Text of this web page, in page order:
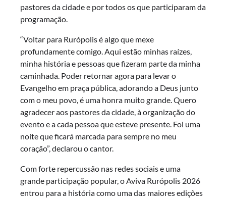
pastores da cidade e por todos os que participaram da
programação.
“Voltar para Rurópolis é algo que mexe
profundamente comigo. Aqui estão minhas raízes,
minha história e pessoas que fizeram parte da minha
caminhada. Poder retornar agora para levar o
Evangelho em praça pública, adorando a Deus junto
com o meu povo, é uma honra muito grande. Quero
agradecer aos pastores da cidade, à organização do
evento e a cada pessoa que esteve presente. Foi uma
noite que ficará marcada para sempre no meu
coração”, declarou o cantor.
Com forte repercussão nas redes sociais e uma
grande participação popular, o Aviva Rurópolis 2026
entrou para a história como uma das maiores edições